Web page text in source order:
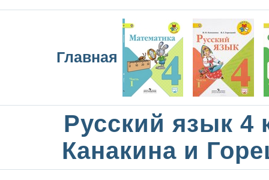
Главная
Русский язык 4
Канакина и